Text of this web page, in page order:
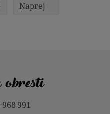
Naprej
968 991